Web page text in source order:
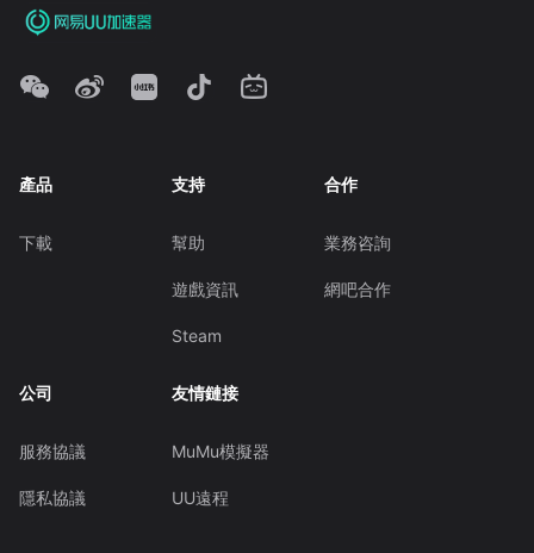
產品
下載
支持
幫助
遊戲資訊
Steam
合作
業務咨詢
網吧合作
公司
服務協議
隱私協議
友情鏈接
MuMu模擬器
UU遠程